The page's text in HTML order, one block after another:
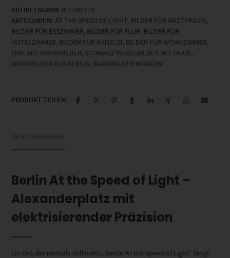
Speed
of
Light
Menge
ARTIKELNUMMER: EZ00774
KATEGORIEN: AT THE SPEED OF LIGHT, BILDER FÜR ARZTPRAXIS,
BILDER FÜR ESSZIMMER, BILDER FÜR FLUR, BILDER FÜR
HOTELZIMMER, BILDER FÜR KANZLEI, BILDER FÜR WOHNZIMMER,
FINE ART WANDBILDER, SCHWARZ WEISS BILDER MIT FARBE ,
WANDBILDER AUS BERLIN, WANDBILDER MODERN
PRODUKT TEILEN:
BESCHREIBUNG
Berlin At the Speed of Light –
Alexanderplatz mit
elektrisierender Präzision
Ein Ort, der niemals stillsteht: „Berlin At the Speed of Light“ fängt